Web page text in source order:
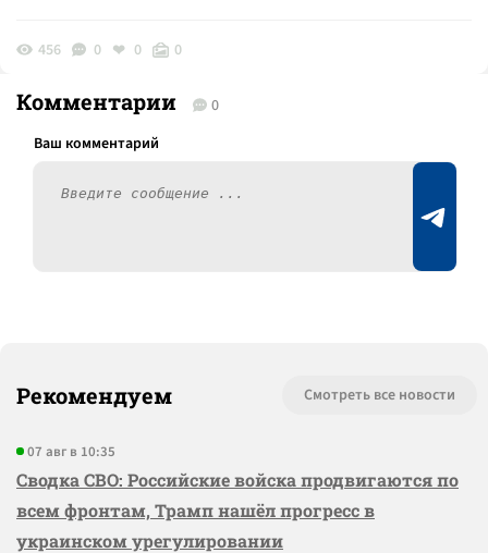
456 0 0 0
Комментарии 0
Рекомендуем Смотреть все новости
07 авг в 10:35
Сводка СВО: Российские войска продвигаются по
всем фронтам, Трамп нашёл прогресс в
украинском урегулировании